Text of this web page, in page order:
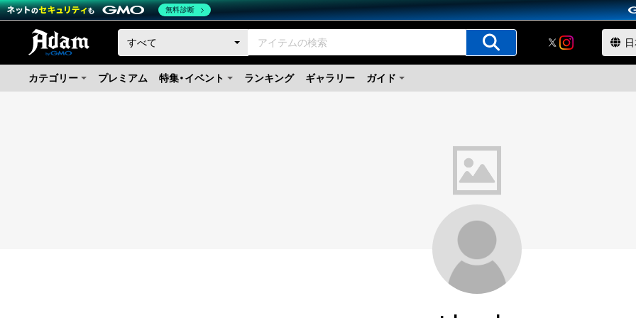
カテゴリー プレミアム 特集・イベント ランキング ギャラリー ガイド
無料診断